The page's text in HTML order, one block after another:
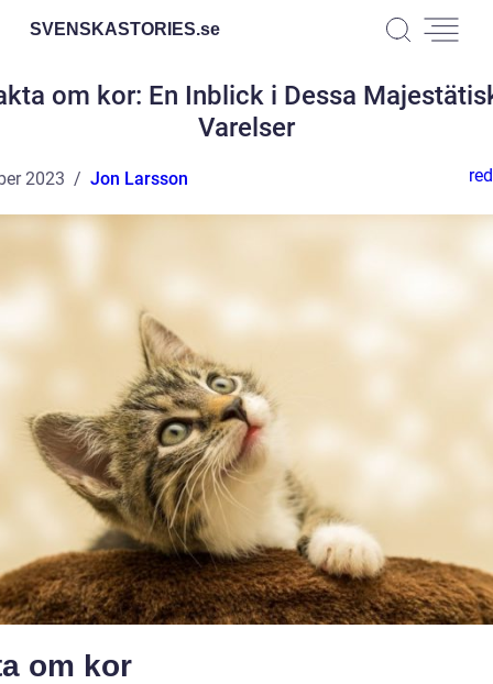
SVENSKASTORIES.se
om kor: En Inblick i Dessa
Varelser
2023 Jon Larsson
om kor